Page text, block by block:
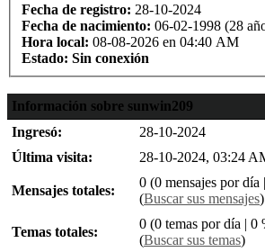
Fecha de registro: 28-10-2024
Fecha de nacimiento: 06-02-1998 (28
Hora local: 08-08-2026 en 04:40 AM
Estado: Sin conexión
Información sobre sunwin209
Ingresó:
28-10-2024
Última visita:
28-10-2024, 03:24
Mensajes totales:
0 (0 mensajes por
(Buscar sus mensajes)
Temas totales:
0 (0 temas por día | 0
(Buscar sus temas)